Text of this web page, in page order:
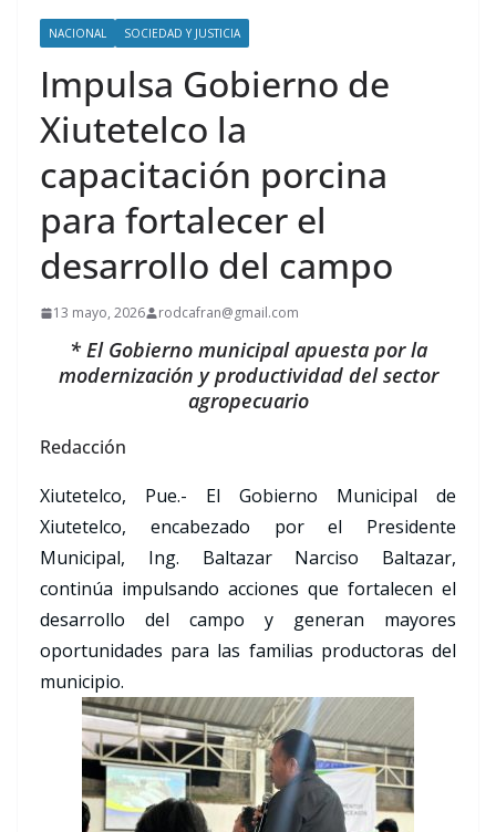
NACIONAL SOCIEDAD Y JUSTICIA
Impulsa Gobierno de
Xiutetelco la
capacitación porcina
para fortalecer el
desarrollo del campo
13 mayo, 2026 rodcafran@gmail.com
* El Gobierno municipal apuesta por la
modernización y productividad del sector
agropecuario
Redacción
Xiutetelco, Pue.- El Gobierno Municipal de
Xiutetelco, encabezado por el Presidente
Municipal, Ing. Baltazar Narciso Baltazar,
continúa impulsando acciones que fortalecen el
desarrollo del campo y generan mayores
oportunidades para las familias productoras del
municipio.